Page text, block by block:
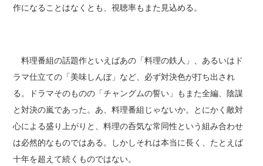
作になることはなくとも、視聴率もまた見込める。
料理番組の話題作といえばあの「料理の鉄人」、あるいはド
ラマ仕立ての「美味しんぼ」など、必ず対決色が打ち出され
る。ドラマそのものの「チャングムの誓い」もまた全編、陰謀
と対決の嵐であった。あ、料理番組じゃないか。とにかく敵対
心による盛り上がりと、料理の呑気な常同性という組み合わせ
は必然的なものではある。しかしそれは本当に長く、たとえば
十年を超えて続くものではない。